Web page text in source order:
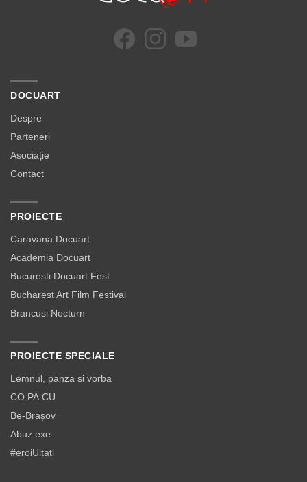
DOCUART
Despre
Parteneri
Asociație
Contact
PROIECTE
Caravana Docuart
Academia Docuart
Bucuresti Docuart Fest
Bucharest Art Film Festival
Brancusi Nocturn
PROIECTE SPECIALE
Lemnul, panza si vorba
CO.PA.CU
Be-Brașov
Abuz.exe
#eroiUitați